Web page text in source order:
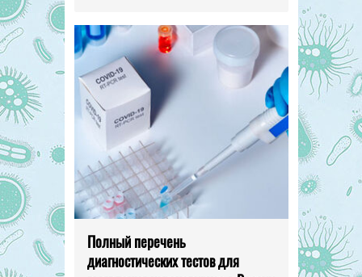
Полный перечень
диагностических тестов для